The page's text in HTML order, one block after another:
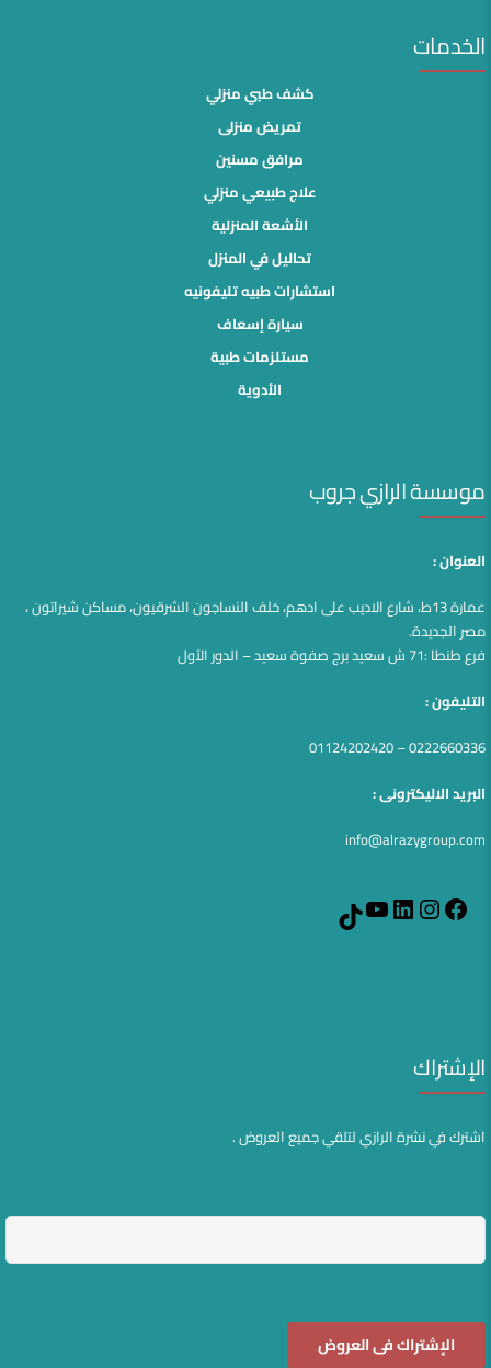
الخدمات
كشف طبي منزلي
تمريض منزلى
مرافق مسنين
علاج طبيعي منزلي
الأشعة المنزلية
تحاليل في المنزل
استشارات طبيه تليفونيه
سيارة إسعاف
مستلزمات طبية
الأدوية
موسسة الرازي جروب
العنوان :
عمارة 13ط، شارع الاديب على ادهم، خلف النساجون الشرقيون، مساكن شيراتون ،
مصر الجديدة.
فرع طنطا :71 ش سعيد برج صفوة سعيد – الدور الآول
التليفون :
0222660336 – 01124202420
البريد الاليكترونى :
info@alrazygroup.com
Facebook
Instagram
LinkedIn
YouTube
الإشتراك
اشترك في نشرة الرازي لتلقي جميع العروض .